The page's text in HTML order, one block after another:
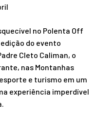
no Polenta Off
edição do evento
Cleto Caliman, o
nas Montanhas
e turismo em um
experiência imperdível